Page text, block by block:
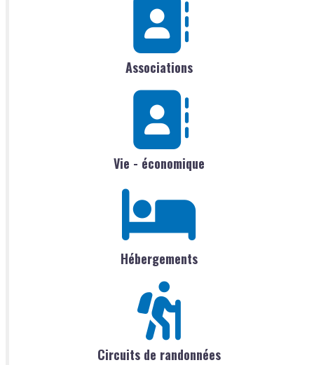
Associations
Vie - économique
Hébergements
Circuits de randonnées